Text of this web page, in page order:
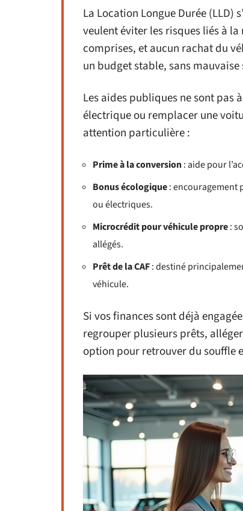
La Location Longue Durée (LLD)
veulent éviter les risques liés à
comprises, et aucun rachat du
un budget stable, sans
Les aides publiques ne sont pas
électrique ou remplacer une
attention particulière :
Prime à la conversion: aide pour
Bonus écologique: encouragement
ou électriques.
Microcrédit pour véhicule propre:
allégés.
Prêt de la CAF: destiné
véhicule.
Si vos finances sont déjà
regrouper plusieurs prêts,
option pour retrouver du souffle